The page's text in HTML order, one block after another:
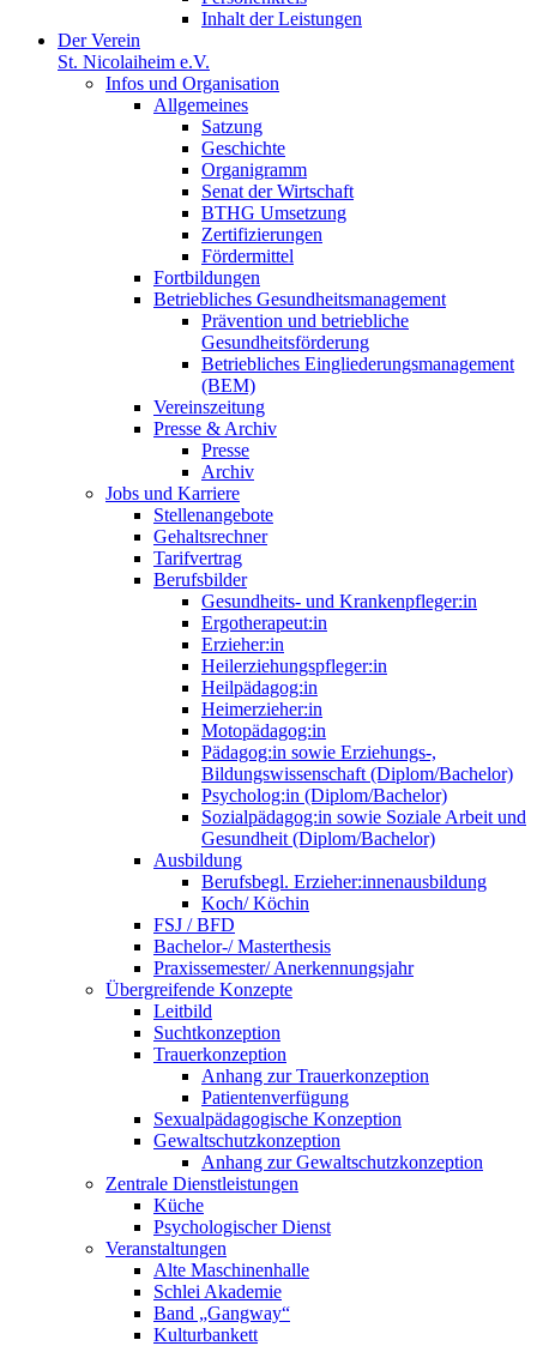
Inhalt der Leistungen
Der Verein
St. Nicolaiheim e.V.
Infos und Organisation
Allgemeines
Satzung
Geschichte
Organigramm
Senat der Wirtschaft
BTHG Umsetzung
Zertifizierungen
Fördermittel
Fortbildungen
Betriebliches Gesundheitsmanagement
Prävention und betriebliche
Gesundheitsförderung
Betriebliches Eingliederungsmanagement
(BEM)
Vereinszeitung
Presse & Archiv
Presse
Archiv
Jobs und Karriere
Stellenangebote
Gehaltsrechner
Tarifvertrag
Berufsbilder
Gesundheits- und Krankenpfleger:in
Ergotherapeut:in
Erzieher:in
Heilerziehungspfleger:in
Heilpädagog:in
Heimerzieher:in
Motopädagog:in
Pädagog:in sowie Erziehungs-,
Bildungswissenschaft (Diplom/Bachelor)
Psycholog:in (Diplom/Bachelor)
Sozialpädagog:in sowie Soziale Arbeit und
Gesundheit (Diplom/Bachelor)
Ausbildung
Berufsbegl. Erzieher:innenausbildung
Koch/ Köchin
FSJ / BFD
Bachelor-/ Masterthesis
Praxissemester/ Anerkennungsjahr
Übergreifende Konzepte
Leitbild
Suchtkonzeption
Trauerkonzeption
Anhang zur Trauerkonzeption
Patientenverfügung
Sexualpädagogische Konzeption
Gewaltschutzkonzeption
Anhang zur Gewaltschutzkonzeption
Zentrale Dienstleistungen
Küche
Psychologischer Dienst
Veranstaltungen
Alte Maschinenhalle
Schlei Akademie
Band „Gangway“
Kulturbankett